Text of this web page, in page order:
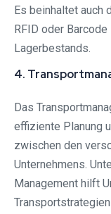
Es beinhaltet auch
RFID oder
Lagerbestands.
4.
Das
effiziente Planung
zwischen den
Unternehmens.
Management hilft